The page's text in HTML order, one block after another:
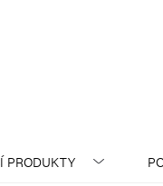
PRODUKTY